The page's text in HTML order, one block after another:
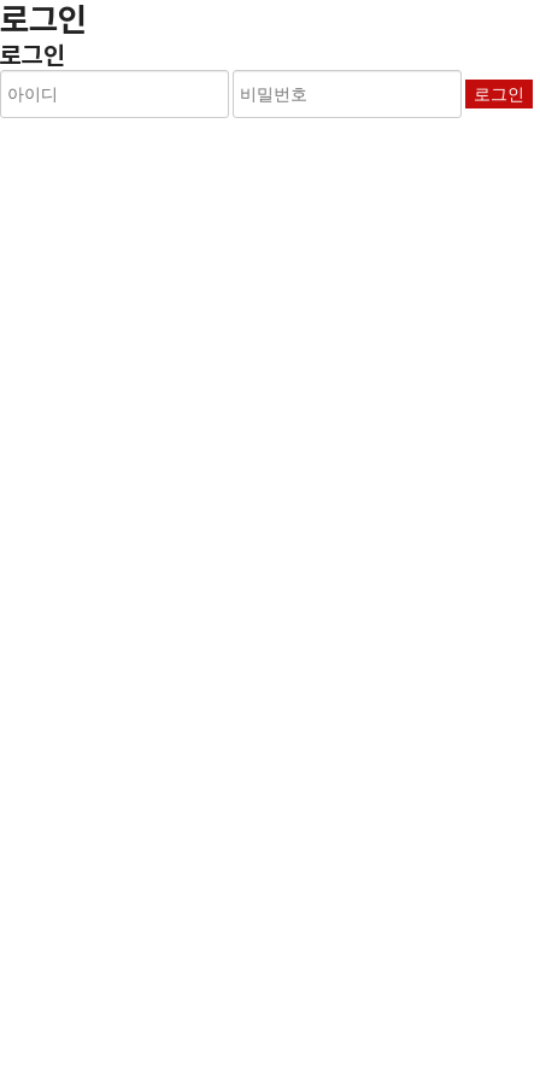
로그인
로그인
로그인